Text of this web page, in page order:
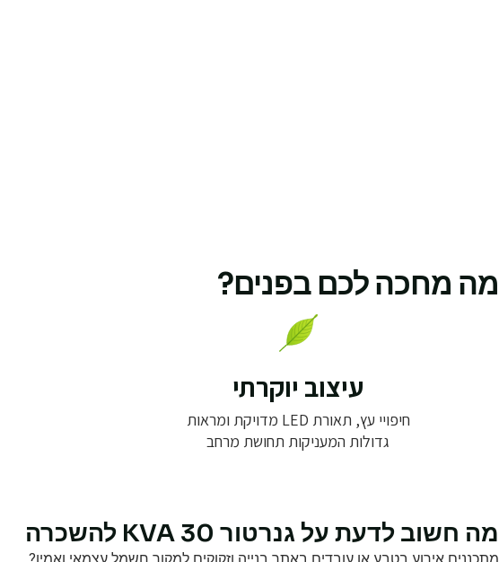
מה מחכה לכם בפנים?
עיצוב יוקרתי
חיפויי עץ, תאורת LED מדויקת ומראות
גדולות המעניקות תחושת מרחב
מה חשוב לדעת על גנרטור 30 KVA להשכרה